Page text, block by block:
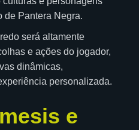
de Pantera Negra.
será altamente
e ações do jogador,
dinâmicas,
personalizada.
e